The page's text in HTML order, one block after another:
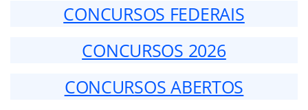
CONCURSOS FEDERAIS
CONCURSOS 2026
CONCURSOS ABERTOS